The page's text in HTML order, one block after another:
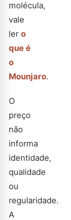
molécula,
vale
ler o
que é
o
Mounjaro.
O
preço
não
informa
identidade,
qualidade
ou
regularidade.
A